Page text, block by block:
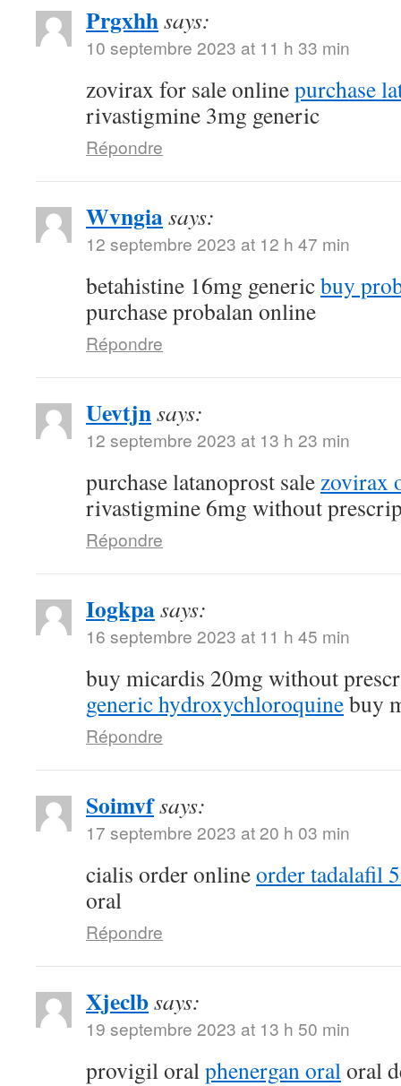
Prgxhhsays:
10 septembre 2023 at 11 h 33 min
zovirax for sale onlinepurchase
rivastigmine 3mg generic
Répondre
Wvngiasays:
12 septembre 2023 at 12 h 47 min
betahistine 16mg genericbuy
purchase probalan online
Répondre
Uevtjnsays:
12 septembre 2023 at 13 h 23 min
purchase latanoprost salezovirax
rivastigmine 6mg without
Répondre
Iogkpasays:
16 septembre 2023 at 11 h 45 min
buy micardis 20mg without
generic hydroxychloroquinebuy
Répondre
Soimvfsays:
17 septembre 2023 at 20 h 03 min
cialis order onlineorder tadalafil
oral
Répondre
Xjeclbsays:
19 septembre 2023 at 13 h 50 min
provigil oralphenergan oraloral